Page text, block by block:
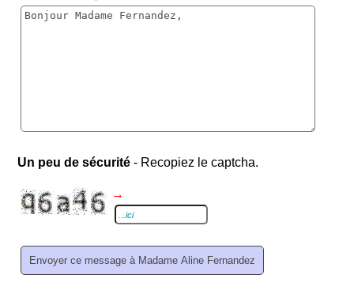
Un peu de sécurité - Recopiez le captcha.
→